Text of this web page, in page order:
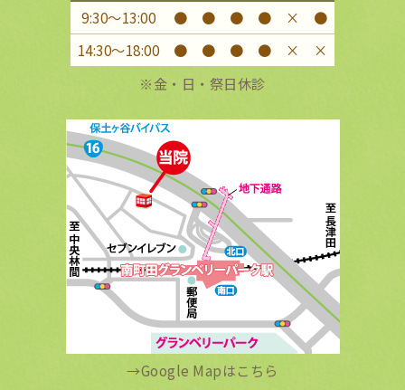
9:30〜13:00
● ● ● ● ×
●
14:30〜18:00
● ● ● ● ×
×
※金・日・祭日休診
→Google Mapはこちら